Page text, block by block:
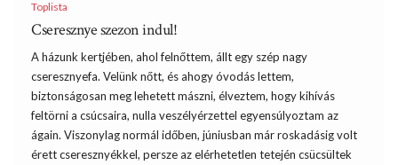
Toplista
Cseresznye szezon indul!
A házunk kertjében, ahol felnőttem, állt egy szép nagy
cseresznyefa. Velünk nőtt, és ahogy óvodás lettem,
biztonságosan meg lehetett mászni, élveztem, hogy kihívás
feltörni a csúcsaira, nulla veszélyérzettel egyensúlyoztam az
ágain. Viszonylag normál időben, júniusban már roskadásig volt
érett cseresznyékkel, persze az elérhetetlen tetején csücsültek